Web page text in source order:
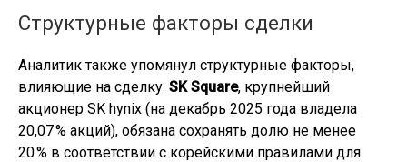
Структурные факторы сделки
Аналитик также упомянул структурные факторы,
влияющие на сделку. SK Square, крупнейший
акционер SK hynix (на декабрь 2025 года владела
20,07 % акций), обязана сохранять долю не менее
20 % в соответствии с корейскими правилами для